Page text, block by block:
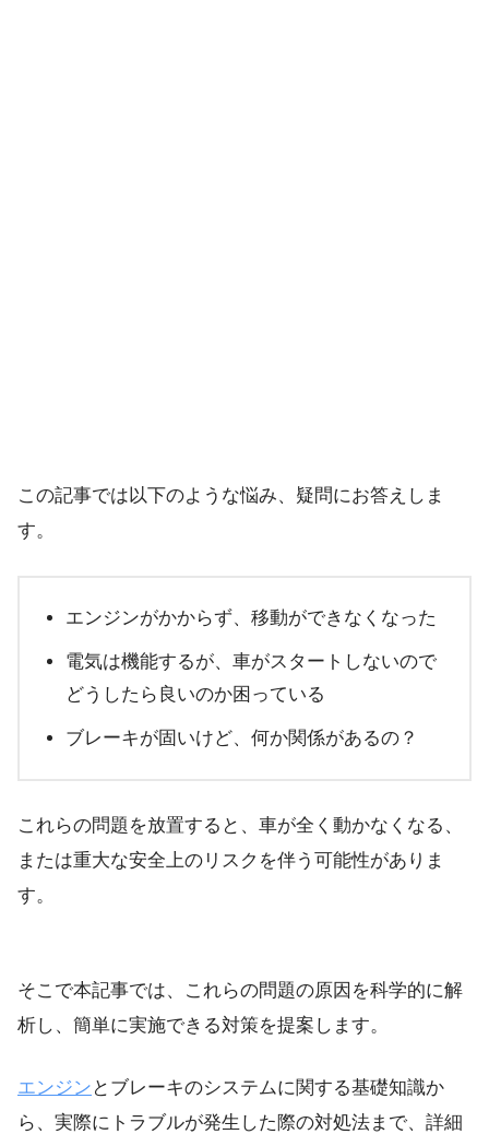
この記事では以下のような悩み、疑問にお答えしま
す。
エンジンがかからず、移動ができなくなった
電気は機能するが、車がスタートしないので
どうしたら良いのか困っている
ブレーキが固いけど、何か関係があるの？
これらの問題を放置すると、車が全く動かなくなる、
または重大な安全上のリスクを伴う可能性がありま
す。
そこで本記事では、これらの問題の原因を科学的に解
析し、簡単に実施できる対策を提案します。
エンジン とブレーキのシステムに関する基礎知識か
ら、実際にトラブルが発生した際の対処法まで、詳細